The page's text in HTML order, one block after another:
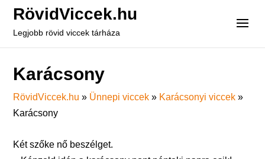
RövidViccek.hu
Legjobb rövid viccek tárháza
Karácsony
RövidViccek.hu » Ünnepi viccek » Karácsonyi viccek »
Karácsony
Két szőke nő beszélget.